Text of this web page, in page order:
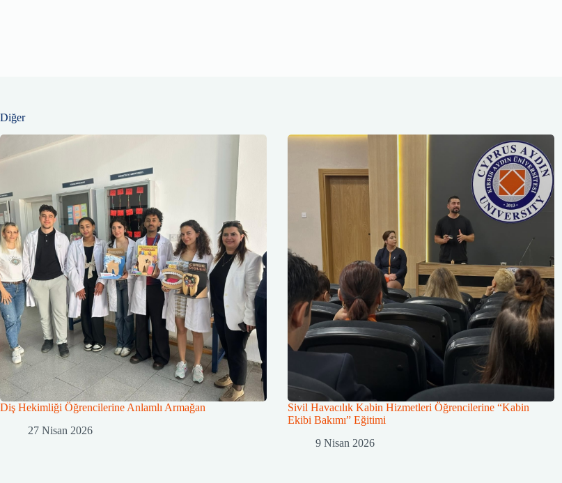
Diğer
Diş Hekimliği Öğrencilerine Anlamlı Armağan
27 Nisan 2026
Sivil Havacılık Kabin Hizmetleri Öğrencilerine “Kabin
Ekibi Bakımı” Eğitimi
9 Nisan 2026